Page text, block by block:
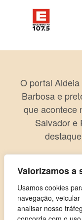
Valorizamos a
Usamos cookies
navegação,
analisar nosso
O portal
Barbosa e
que acontece
Salvador e